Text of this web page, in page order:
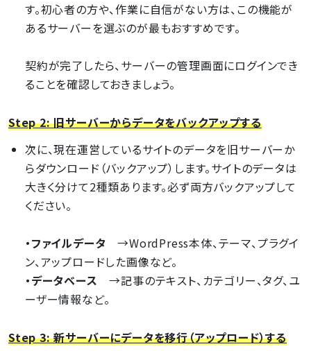
す。初心者の方や、作業に自信がない方は、この機能が
あるサーバーを選ぶのが最もおすすめです。
契約が完了したら、サーバーの管理画面にログインでき
ることを確認しておきましょう。
Step 2: 旧サーバーからデータをバックアップする
次に、現在運営しているサイトのデータを旧サーバーか
らダウンロード（バックアップ）します。サイトのデータは
大きく分けて2種類あります。必ず両方バックアップして
ください。
・ファイルデータ →WordPress本体、テーマ、プラグイ
ン、アップロードした画像など。
・データベース →記事のテキスト、カテゴリー、タグ、ユ
ーザー情報など。
Step 3: 新サーバーにデータを移行（アップロード）する